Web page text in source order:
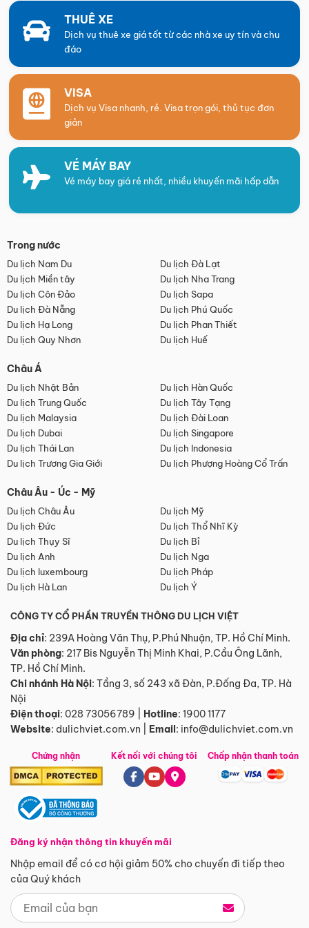
THUÊ XE
Dịch vụ thuê xe giá tốt từ các nhà xe uy tín và chu
đáo
VISA
Dịch vụ Visa nhanh, rẻ. Visa trọn gói, thủ tục đơn
giản
VÉ MÁY BAY
Vé máy bay giá rẻ nhất, nhiều khuyến mãi hấp dẫn
Trong nước
Du lịch Nam Du
Du lịch Đà Lạt
Du lịch Miền tây
Du lịch Nha Trang
Du lịch Côn Đảo
Du lịch Sapa
Du lịch Đà Nẵng
Du lịch Phú Quốc
Du lịch Hạ Long
Du lịch Phan Thiết
Du lịch Quy Nhơn
Du lịch Huế
Châu Á
Du lịch Nhật Bản
Du lịch Hàn Quốc
Du lịch Trung Quốc
Du lịch Tây Tạng
Du lịch Malaysia
Du lịch Đài Loan
Du lịch Dubai
Du lịch Singapore
Du lịch Thái Lan
Du lịch Indonesia
Du lịch Trương Gia Giới
Du lịch Phượng Hoàng Cổ Trấn
Châu Âu - Úc - Mỹ
Du lịch Châu Âu
Du lịch Mỹ
Du lịch Đức
Du lịch Thổ Nhĩ Kỳ
Du lịch Thụy Sĩ
Du lịch Bỉ
Du lịch Anh
Du lịch Nga
Du lịch luxembourg
Du lịch Pháp
Du lịch Hà Lan
Du lịch Ý
CÔNG TY CỔ PHẦN TRUYỀN THÔNG DU LỊCH VIỆT
Địa chỉ: 239A Hoàng Văn Thụ, P.Phú Nhuận, TP. Hồ Chí Minh.
Văn phòng: 217 Bis Nguyễn Thị Minh Khai, P.Cầu Ông Lãnh,
TP. Hồ Chí Minh.
Chi nhánh Hà Nội: Tầng 3, số 243 xã Đàn, P.Đống Đa, TP. Hà
Nội
Điện thoại: 028 73056789 Hotline: 1900 1177
Website: dulichviet.com.vn Email: info@dulichviet.com.vn
Chứng nhận
Đăng ký nhận thông tin khuyến mãi
Nhập email để có cơ hội giảm 50% cho chuyến đi tiếp theo
của Quý khách
Kết nối với chúng tôi Chấp nhận thanh toán